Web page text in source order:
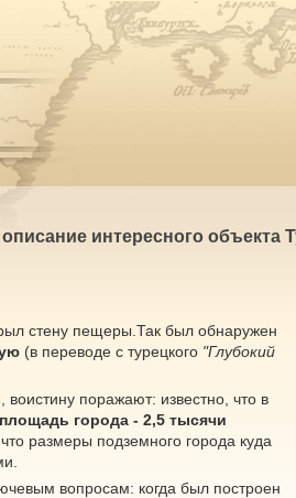
интересного объекта
стену пещеры.Так был обнаружен
(в переводе с турецкого "Глубокий
поражают: известно, что в
площадь города - 2,5 тысячи
размеры подземного города куда
вопросам: когда был построен